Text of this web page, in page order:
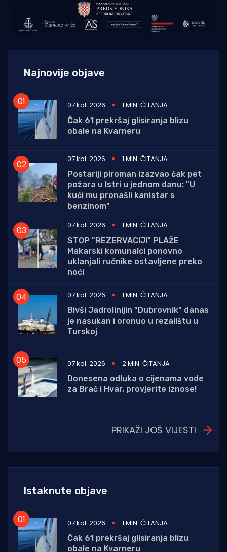
Najnovije objave
07 kol. 2026
1 MIN. ČITANJA
Čak 61 prekršaj glisiranja blizu
obale na Kvarneru
07 kol. 2026
1 MIN. ČITANJA
Postariji piroman izazvao čak pet
požara u Istri u jednom danu: "U
kući mu pronašli kanistar s
benzinom"
07 kol. 2026
1 MIN. ČITANJA
STOP "REZERVACIJI" PLAŽE
Makarski komunalci ponovno
uklanjali ručnike ostavljene preko
noći
07 kol. 2026
1 MIN. ČITANJA
Bivši Jadrolinijin "Dubrovnik" danas
je nasukan i oronuo u rezalištu u
Turskoj
07 kol. 2026
2 MIN. ČITANJA
Donesena odluka o cijenama vode
za Brač i Hvar, provjerite iznose!
PRIKAŽI JOŠ VIJESTI
Istaknute objave
07 kol. 2026
1 MIN. ČITANJA
Čak 61 prekršaj glisiranja blizu
obale na Kvarneru